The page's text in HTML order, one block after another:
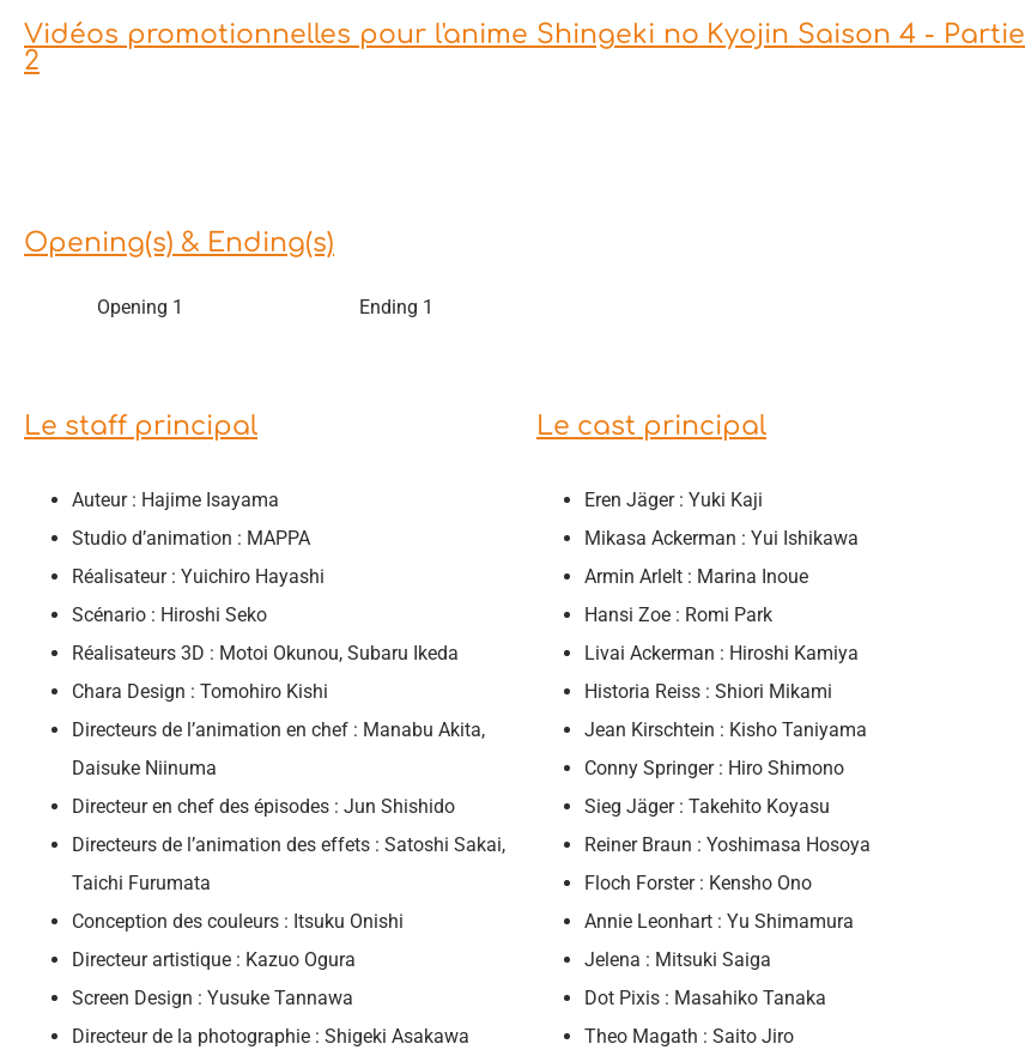
Vidéos promotionnelles pour l'anime Shingeki no Kyojin Saison 4 - Partie
2
Opening(s) & Ending(s)
Opening 1 Ending 1
Le staff principal
Auteur : Hajime Isayama
Studio d’animation : MAPPA
Réalisateur : Yuichiro Hayashi
Scénario : Hiroshi Seko
Réalisateurs 3D : Motoi Okunou, Subaru Ikeda
Chara Design : Tomohiro Kishi
Directeurs de l’animation en chef : Manabu Akita,
Daisuke Niinuma
Directeur en chef des épisodes : Jun Shishido
Directeurs de l’animation des effets : Satoshi Sakai,
Taichi Furumata
Conception des couleurs : Itsuku Onishi
Directeur artistique : Kazuo Ogura
Screen Design : Yusuke Tannawa
Directeur de la photographie : Shigeki Asakawa
Le cast principal
Eren Jäger : Yuki Kaji
Mikasa Ackerman : Yui Ishikawa
Armin Arlelt : Marina Inoue
Hansi Zoe : Romi Park
Livai Ackerman : Hiroshi Kamiya
Historia Reiss : Shiori Mikami
Jean Kirschtein : Kisho Taniyama
Conny Springer : Hiro Shimono
Sieg Jäger : Takehito Koyasu
Reiner Braun : Yoshimasa Hosoya
Floch Forster : Kensho Ono
Annie Leonhart : Yu Shimamura
Jelena : Mitsuki Saiga
Dot Pixis : Masahiko Tanaka
Theo Magath : Saito Jiro